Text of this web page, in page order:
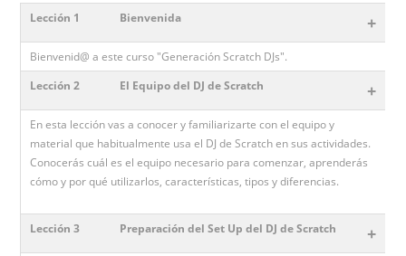
Lección 1 Bienvenida +
Bienvenid@ a este curso "Generación Scratch DJs".
Lección 2
El Equipo del DJ de Scratch +
En esta lección vas a conocer y familiarizarte con el equipo y
material que habitualmente usa el DJ de Scratch en sus actividades.
Conocerás cuál es el equipo necesario para comenzar, aprenderás
cómo y por qué utilizarlos, características, tipos y diferencias.
Lección 3 Preparación del Set Up del DJ de Scratch +